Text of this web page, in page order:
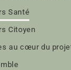
Santé
Citoyen
au cœur du